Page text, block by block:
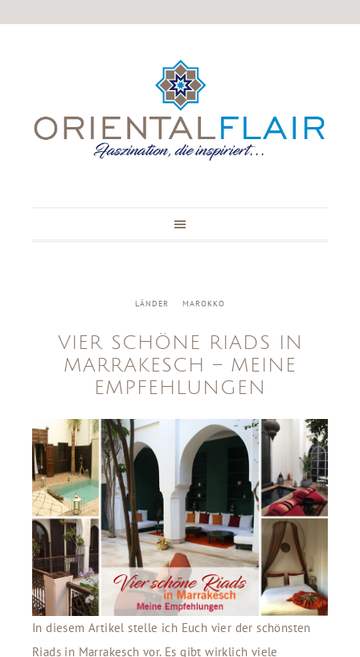
LÄNDER MAROKKO
VIER SCHÖNE RIADS IN
MARRAKESCH – MEINE
EMPFEHLUNGEN
In diesem Artikel stelle ich Euch vier der schönsten
Riads in Marrakesch vor. Es gibt wirklich viele